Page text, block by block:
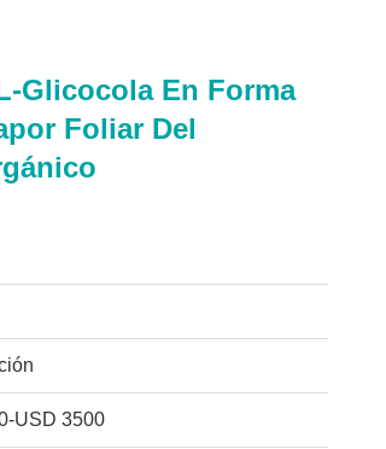
Glicocola En Forma
Foliar Del
USD 3500